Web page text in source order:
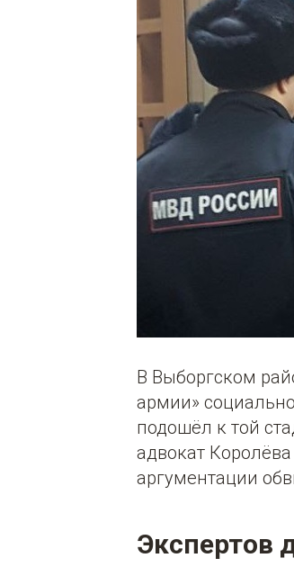
В Выборгском
армии»
подошёл к той
адвокат
аргументации
Экспертов